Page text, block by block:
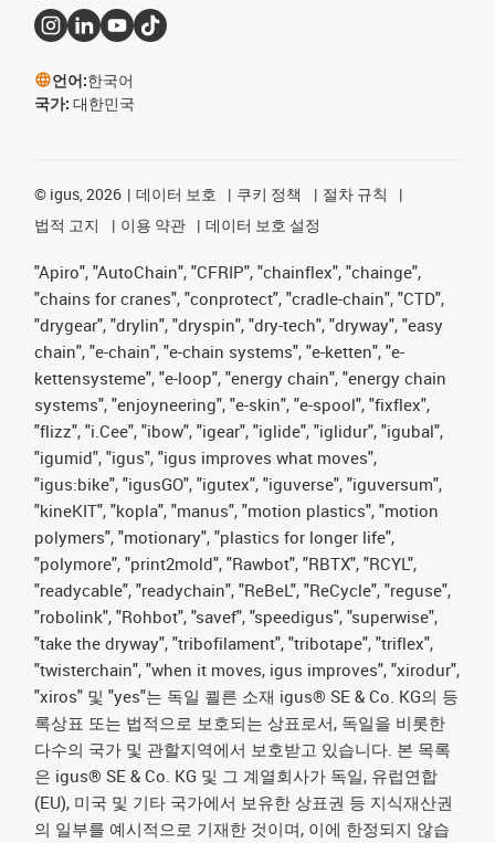
언어:한국어
국가: 대한민국
© igus, 2026 데이터 보호 쿠키 정책
절차 규칙
법적 고지
이용 약관 데이터 보호 설정
"Apiro", "AutoChain", "CFRIP", "chainflex", "chainge",
"chains for cranes", "conprotect", "cradle-chain", "CTD",
"drygear", "drylin", "dryspin", "dry-tech", "dryway", "easy
chain", "e-chain", "e-chain systems", "e-ketten", "e-
kettensysteme", "e-loop", "energy chain", "energy chain
systems", "enjoyneering", "e-skin", "e-spool", "fixflex",
"flizz", "i.Cee", "ibow", "igear", "iglide", "iglidur", "igubal",
"igumid", "igus", "igus improves what moves",
"igus:bike", "igusGO", "igutex", "iguverse", "iguversum",
"kineKIT", "kopla", "manus", "motion plastics", "motion
polymers", "motionary", "plastics for longer life",
"polymore", "print2mold", "Rawbot", "RBTX", "RCYL",
"readycable", "readychain", "ReBeL", "ReCycle", "reguse",
"robolink", "Rohbot", "savef", "speedigus", "superwise",
"take the dryway", "tribofilament", "tribotape", "triflex",
"twisterchain", "when it moves, igus improves", "xirodur",
"xiros" 및 "yes"는 독일 쾰른 소재 igus® SE & Co. KG의 등
록상표 또는 법적으로 보호되는 상표로서, 독일을 비롯한
다수의 국가 및 관할지역에서 보호받고 있습니다. 본 목록
은 igus® SE & Co. KG 및 그 계열회사가 독일, 유럽연합
(EU), 미국 및 기타 국가에서 보유한 상표권 등 지식재산권
의 일부를 예시적으로 기재한 것이며, 이에 한정되지 않습